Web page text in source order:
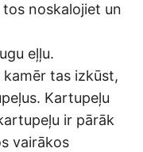
noskalojiet un
eļļu.
tas izkūst,
Kartupeļu
ir pārāk
vairākos